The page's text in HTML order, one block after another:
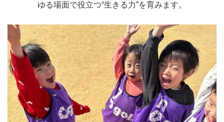
ゆる場面で役立つ“生きる力”を育みます。